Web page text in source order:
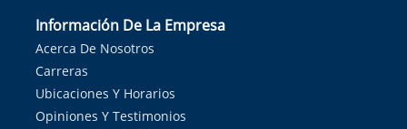
Información De La Empresa
Acerca De Nosotros
Carreras
Ubicaciones Y Horarios
Opiniones Y Testimonios